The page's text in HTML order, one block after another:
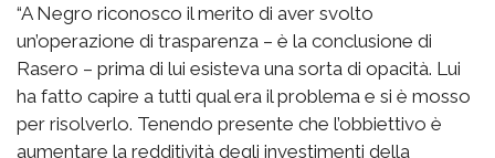
“A Negro riconosco il merito di aver svolto
un’operazione di trasparenza – è la conclusione di
Rasero – prima di lui esisteva una sorta di opacità. Lui
ha fatto capire a tutti qual era il problema e si è mosso
per risolverlo. Tenendo presente che l’obbiettivo è
aumentare la redditività degli investimenti della